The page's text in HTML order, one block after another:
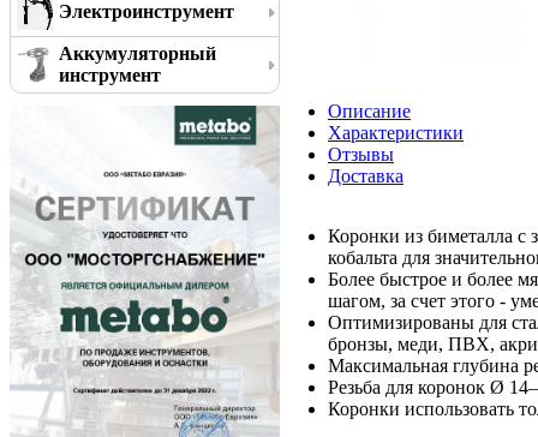
Электроинструмент
Аккумуляторный
инструмент
Описание
Характеристики
Отзывы
Доставка
Коронки из биметалла с
кобальта для
Более быстрое и более
шагом, за счет этого -
Оптимизированы для
бронзы, меди, ПВХ,
Максимальная глубина
Резьба для коронок Ø
Коронки использовать